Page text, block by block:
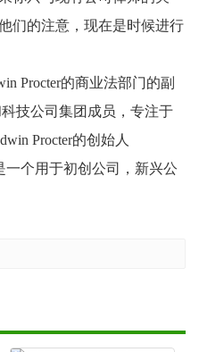
们的注意，现在是时候进行
Procter的商业法部门的副
技公司集团成员，专注于
Procter的创始人
一个用于初创公司，新兴公